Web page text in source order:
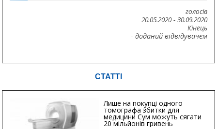
голосів
20.05.2020- 30.09.2020
Кінець
- доданий відвідувачем
СТАТТІ
Лише на покупці одного
томографа збитки для
медицини Сум можуть сягати
20 мільйонів гривень